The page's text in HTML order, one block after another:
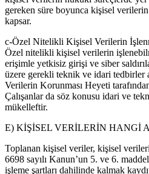
gereken süre boyunca kişisel
kapsar.
c-Özel Nitelikli Kişisel Verilerin
Özel nitelikli kişisel verilerin
erişimle yetkisiz girişi ve siber
üzere gerekli teknik ve idari tedbirler
Verilerin Korunması Heyeti
Çalışanlar da söz konusu idari ve
mükelleftir.
E) KİŞİSEL VERİLERİN HANGİ
Toplanan kişisel veriler, kişisel
6698 sayılı Kanun’un 5. ve 6.
işleme şartları dahilinde kalmak